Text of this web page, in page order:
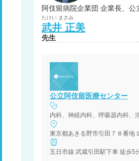
阿伎留病院企業団 企業長、
たけい まさみ
武井 正美
先生
公立阿伎留医療センター
内科、神経内科、呼吸器内科、
東京都あきる野市引田７８番地１
五日市線 武蔵引田駅下車 徒歩5